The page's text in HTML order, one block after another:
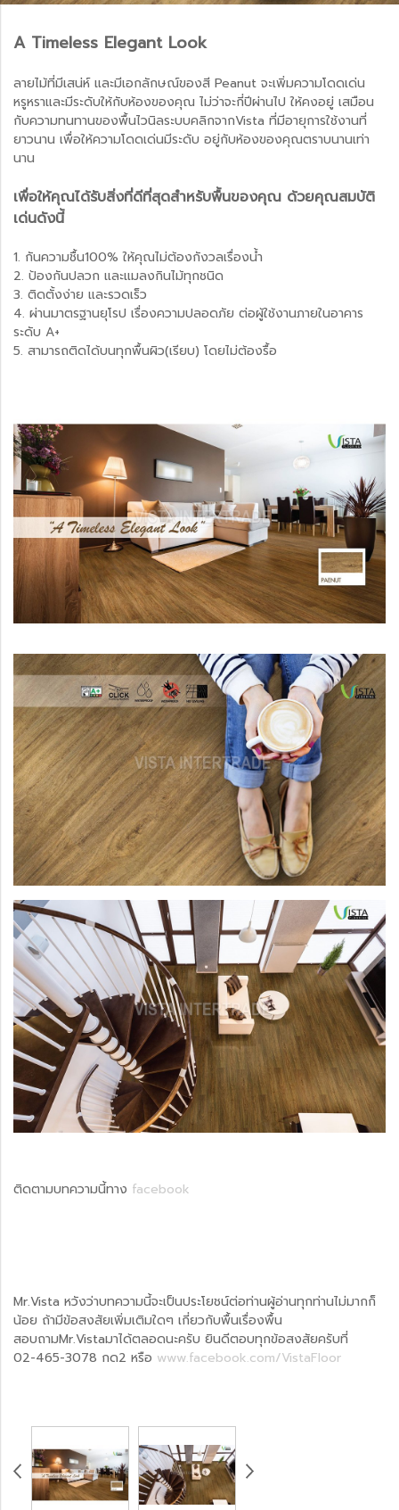
A Timeless Elegant Look
ลายไม้ที่มีเสน่ห์ และมีเอกลักษณ์ของสี Peanut จะเพิ่มความโดดเด่น
หรูหราและมีระดับให้กับห้องของคุณ ไม่ว่าจะกี่ปีผ่านไป ให้คงอยู่ เสมือน
กับความทนทานของพื้นไวนิลระบบคลิกจากVista ที่มีอายุการใช้งานที่
ยาวนาน เพื่อให้ความโดดเด่นมีระดับ อยู่กับห้องของคุณตราบนานเท่า
นาน
เพื่อให้คุณได้รับสิ่งที่ดีที่สุดสำหรับพื้นของคุณ ด้วยคุณสมบัติ
เด่นดังนี้
1. กันความชื้น100% ให้คุณไม่ต้องกังวลเรื่องน้ำ
2. ป้องกันปลวก และแมลงกินไม้ทุกชนิด
3. ติดตั้งง่าย และรวดเร็ว
4. ผ่านมาตรฐานยุโรป เรื่องความปลอดภัย ต่อผู้ใช้งานภายในอาคาร
ระดับ A+
5. สามารถติดได้บนทุกพื้นผิว(เรียบ) โดยไม่ต้องรื้อ
ติดตามบทความนี้ทาง facebook
Mr.Vista หวังว่าบทความนี้จะเป็นประโยชน์ต่อท่านผู้อ่านทุกท่านไม่มากก็
น้อย ถ้ามีข้อสงสัยเพิ่มเติมใดๆ เกี่ยวกับพื้นเรื่องพื้น
สอบถามMr.Vistaมาได้ตลอดนะครับ ยินดีตอบทุกข้อสงสัยครับที่
02-465-3078 กด2 หรือ www.facebook.com/VistaFloor